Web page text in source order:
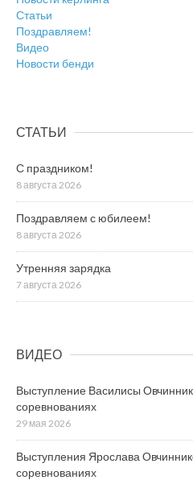
Статьи
Поздравляем!
Видео
Новости бенди
СТАТЬИ
С праздником!
8 августа 2026
Поздравляем с юбилеем!
8 августа 2026
Утренняя зарядка
7 августа 2026
ВИДЕО
Выступление Василисы
соревнованиях
29 мая 2026
Выступления Ярослава
соревнованиях